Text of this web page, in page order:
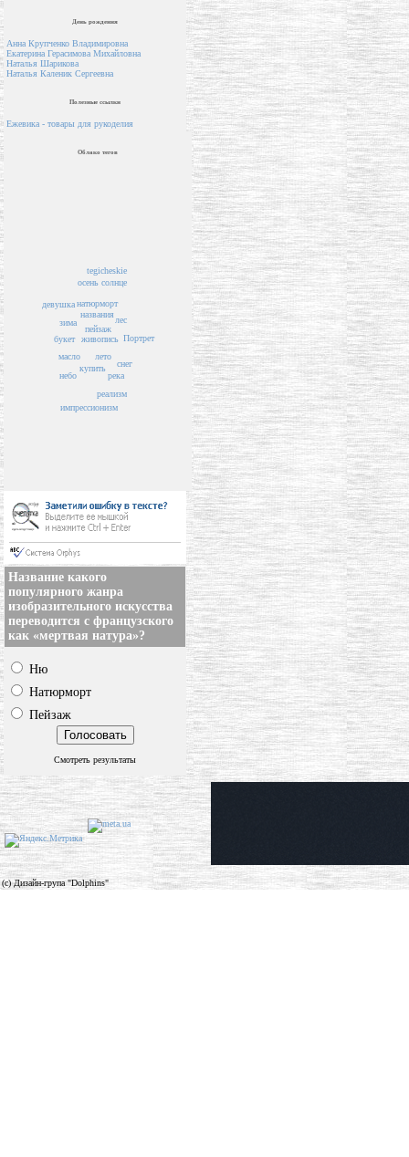
День рождения
Анна Крупченко Владимировна
Екатерина Герасимова Михайловна
Наталья Шарикова
Наталья Каленик Сергеевна
Полезные ссылки
Ежевика - товары для рукоделия
Облако тегов
пейзаж
названия
живопись
лето
натюрморт
купить
солнце
лес
зима
осень
букет
масло
река
снег
tegicheskie
реализм
небо
импрессионизм
Портрет
девушка
Название какого
популярного жанра
изобразительного искусства
переводится с французского
как «мертвая натура»?
Ню
Натюрморт
Пейзаж
Смотреть результаты
(c) Дизайн-група "Dolphins"